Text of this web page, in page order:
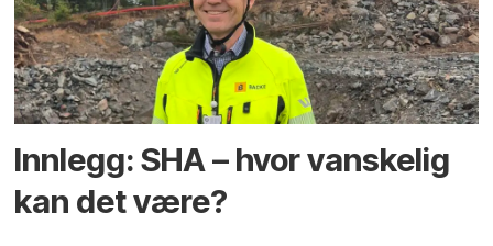
Innlegg: SHA – hvor vanskelig
kan det være?